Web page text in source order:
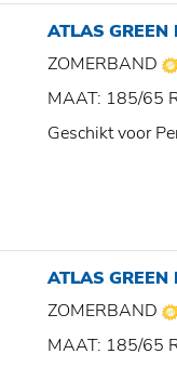
ATLAS GREEN
ZOMERBAND
MAAT: 185/65
Geschikt voor
ATLAS GREEN
ZOMERBAND
MAAT: 185/65